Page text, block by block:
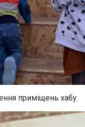
приміщень хабу.